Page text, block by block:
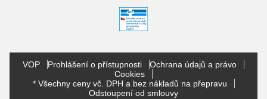
VOP Prohlášení o přístupnosti
Ochrana údajů a právo
Cookies
* Všechny ceny vč. DPH a bez nákladů na přepravu
Odstoupení od smlouvy